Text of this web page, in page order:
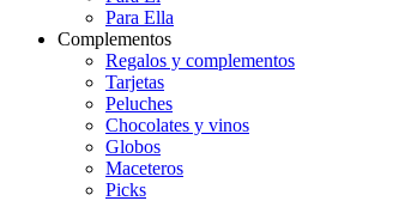
Para Ella
Complementos
Regalos y complementos
Tarjetas
Peluches
Chocolates y vinos
Globos
Maceteros
Picks